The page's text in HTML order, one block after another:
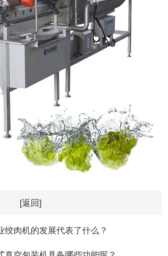
[返回]
绞肉机的发展代表了什么？